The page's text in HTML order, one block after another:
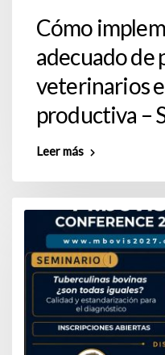
Cómo
adecuado de
veterinarios
productiva –
Leer más